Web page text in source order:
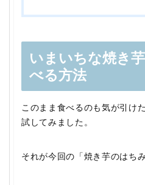
いまいちな焼き
べる方法
このまま食べるのも気が引け
試してみました。
それが今回の「焼き芋のはち